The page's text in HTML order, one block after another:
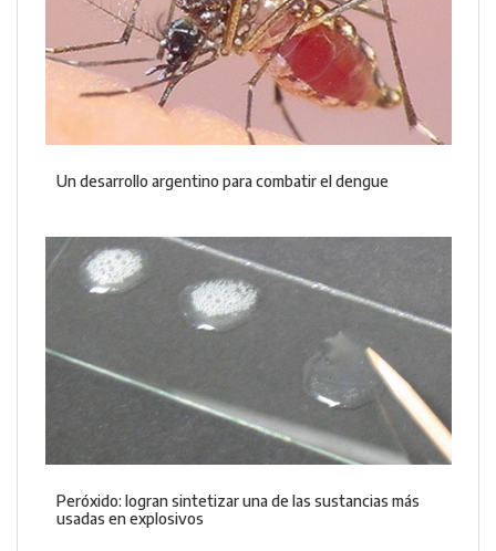
Un desarrollo argentino para combatir el dengue
Peróxido: logran sintetizar una de las sustancias más
usadas en explosivos